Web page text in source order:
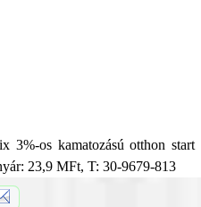
3%-os kamatozású otthon start
23,9 MFt, T: 30-9679-813